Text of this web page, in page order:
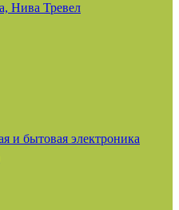
Нива Тревел
и бытовая электроника